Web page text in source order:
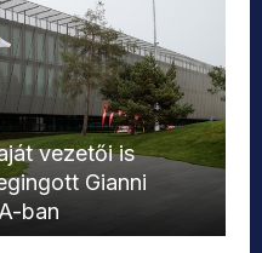
vezetői is
Gianni
ban